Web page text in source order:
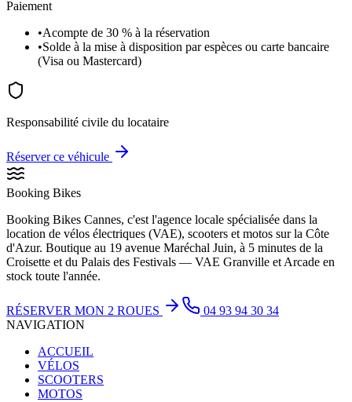
Paiement
•Acompte de 30 % à la réservation
•Solde à la mise à disposition par espèces ou carte bancaire
(Visa ou Mastercard)
Responsabilité civile du locataire
Réserver ce véhicule
Booking Bikes
Booking Bikes Cannes, c'est l'agence locale spécialisée dans la
location de vélos électriques (VAE), scooters et motos sur la Côte
d'Azur. Boutique au 19 avenue Maréchal Juin, à 5 minutes de la
Croisette et du Palais des Festivals — VAE Granville et Arcade en
stock toute l'année.
RÉSERVER MON 2 ROUES
04 93 94 30 34
NAVIGATION
ACCUEIL
VÉLOS
SCOOTERS
MOTOS